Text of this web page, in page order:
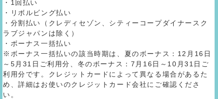
・1回払い
・リボルビング払い
・分割払い（クレディセゾン、シティーコープダイナースク
ラブジャパンは除く）
・ボーナス一括払い
※ボーナス一括払いの該当時期は、夏のボーナス：12月16日
～5月31日ご利用分、冬のボーナス：7月16日～10月31日ご
利用分です。クレジットカードによって異なる場合があるた
め、詳細はお使いのクレジットカード会社にご確認くださ
い。